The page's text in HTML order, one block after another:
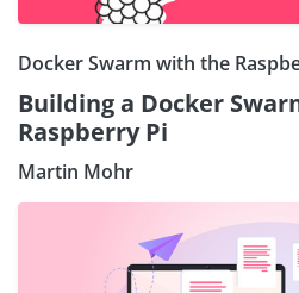
Docker Swarm with the
Building a Docker
Raspberry Pi
Martin Mohr